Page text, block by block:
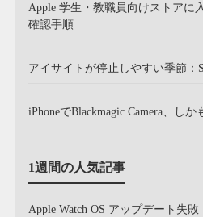
Apple 学生・教職員向けストアに
確認手順
アイサイトが停止しやすい季節：
iPhoneでBlackmagic Camera、しか
1週間の人気記事
Apple Watch OS アップデート失敗